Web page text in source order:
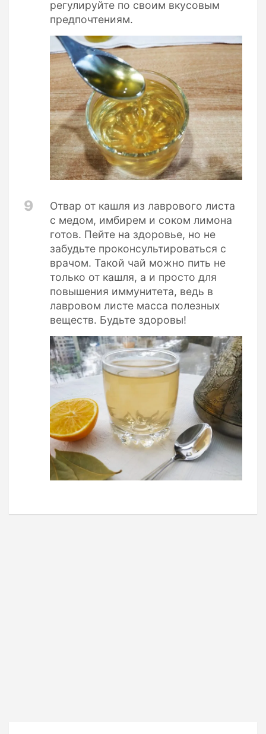
регулируйте по своим вкусовым
предпочтениям.
9
Отвар от кашля из лаврового листа
с медом, имбирем и соком лимона
готов. Пейте на здоровье, но не
забудьте проконсультироваться с
врачом. Такой чай можно пить не
только от кашля, а и просто для
повышения иммунитета, ведь в
лавровом листе масса полезных
веществ. Будьте здоровы!